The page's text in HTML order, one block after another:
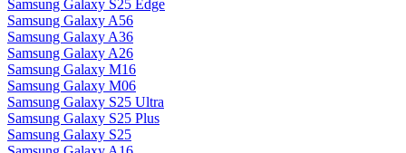
Samsung Galaxy S25 Edge
Samsung Galaxy A56
Samsung Galaxy A36
Samsung Galaxy A26
Samsung Galaxy M16
Samsung Galaxy M06
Samsung Galaxy S25 Ultra
Samsung Galaxy S25 Plus
Samsung Galaxy S25